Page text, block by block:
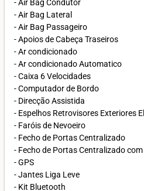
- Air Bag Condutor
- Air Bag Lateral
- Air Bag Passageiro
- Apoios de Cabeça Traseiros
- Ar condicionado
- Ar condicionado Automatico
- Caixa 6 Velocidades
- Computador de Bordo
- Direcção Assistida
- Espelhos Retrovisores Exteriores
- Faróis de Nevoeiro
- Fecho de Portas Centralizado
- Fecho de Portas Centralizado
- GPS
- Jantes Liga Leve
- Kit Bluetooth